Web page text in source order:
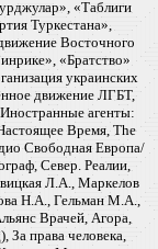
«Таблиги
Туркестана»,
Восточного
«Братство»
украинских
движение ЛГБТ,
агенты:
Время, The
Свободная Европа/
Север. Реалии,
Л.А., Маркелов
Н.А., Гельман М.А.,
Врачей, Агора,
За права человека,